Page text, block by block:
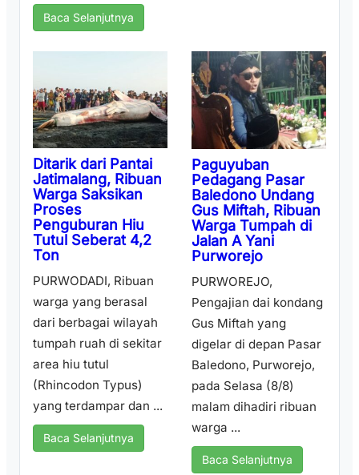
Baca Selanjutnya
Ditarik dari Pantai
Jatimalang, Ribuan
Warga Saksikan
Proses
Penguburan Hiu
Tutul Seberat 4,2
Ton
PURWODADI, Ribuan
warga yang berasal
dari berbagai wilayah
tumpah ruah di sekitar
area hiu tutul
(Rhincodon Typus)
yang terdampar dan ...
Baca Selanjutnya
Paguyuban
Pedagang Pasar
Baledono Undang
Gus Miftah, Ribuan
Warga Tumpah di
Jalan A Yani
Purworejo
PURWOREJO,
Pengajian dai kondang
Gus Miftah yang
digelar di depan Pasar
Baledono, Purworejo,
pada Selasa (8/8)
malam dihadiri ribuan
warga ...
Baca Selanjutnya